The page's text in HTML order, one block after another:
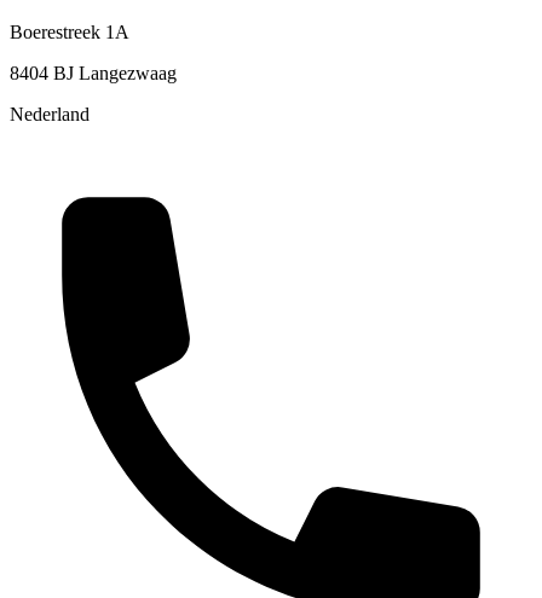
Boerestreek 1A
8404 BJ Langezwaag
Nederland